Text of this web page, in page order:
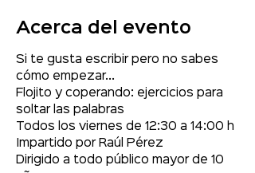
Acerca del evento
Si te gusta escribir pero no sabes
cómo empezar...
Flojito y coperando: ejercicios para
soltar las palabras
Todos los viernes de 12:30 a 14:00 h
Impartido por Raúl Pérez
Dirigido a todo público mayor de 10